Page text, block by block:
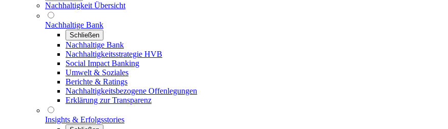
Nachhaltigkeit Übersicht
Nachhaltige Bank
Schließen
Nachhaltige Bank
Nachhaltigkeitsstrategie HVB
Social Impact Banking
Umwelt & Soziales
Berichte & Ratings
Nachhaltigkeitsbezogene Offenlegungen
Erklärung zur Transparenz
Insights & Erfolgsstories